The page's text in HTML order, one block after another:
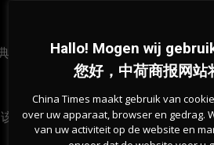
。爱尔兰、奥地利和丹麦也跻身前
国在23项指标中有17项指标垫底。
Hallo! Mogen wij
您好，中荷商报网
China Times maakt gebruik van
over uw apparaat, browser en gedrag.
van uw activiteit op de website en